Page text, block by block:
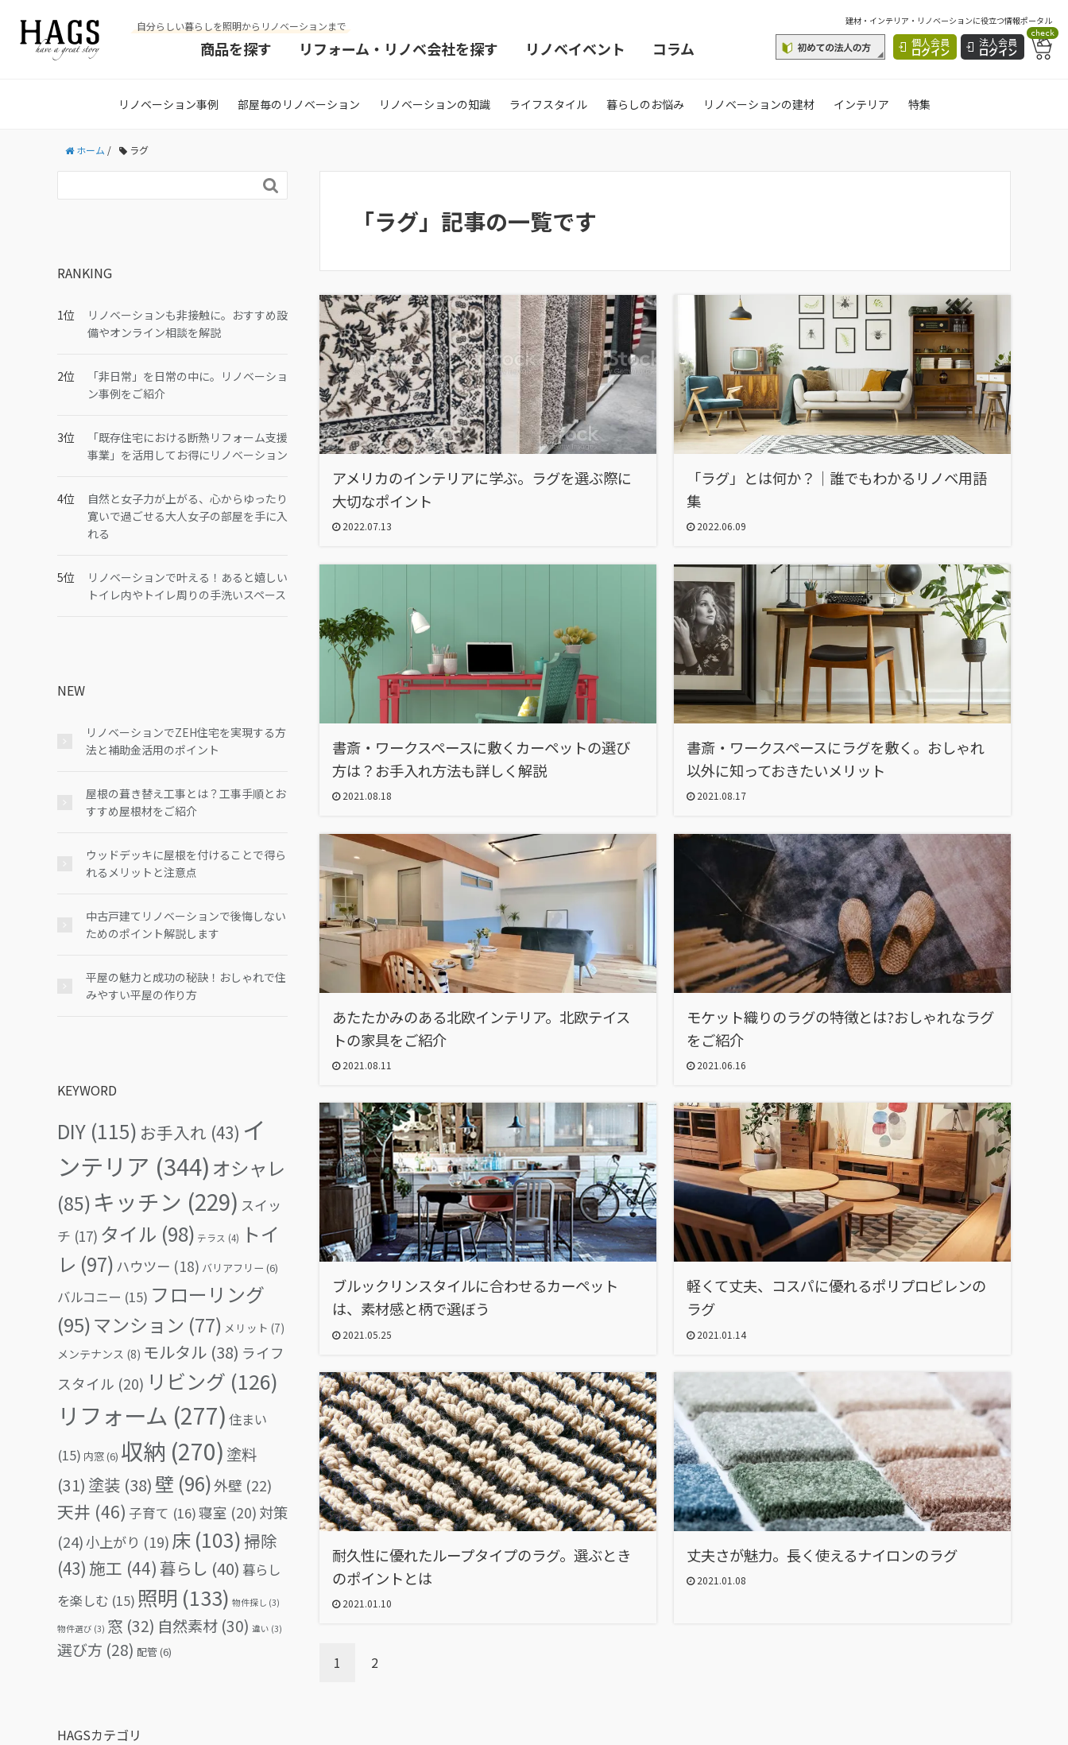
自分らしい暮らしを照明からリノベーションまで
商品を探す リフォーム・リノベ会社を探す リノベイベント コラム
建材・インテリア・リノベーションに役立つ情報ポータル
個人会員
ログイン
法人会員
ログイン
check
リノベーション事例 部屋毎のリノベーション リノベーションの知識 ライフスタイル 暮らしのお悩み リノベーションの建材 インテリア 特集
ホーム / ラグ
「ラグ」記事の一覧です
アメリカのインテリアに学ぶ。ラグを選ぶ際に
大切なポイント
2022.07.13
「ラグ」とは何か？｜誰でもわかるリノベ用語
集
2022.06.09
書斎・ワークスペースに敷くカーペットの選び
方は？お手入れ方法も詳しく解説
2021.08.18
書斎・ワークスペースにラグを敷く。おしゃれ
以外に知っておきたいメリット
2021.08.17
あたたかみのある北欧インテリア。北欧テイス
トの家具をご紹介
2021.08.11
モケット織りのラグの特徴とは?おしゃれなラグ
をご紹介
2021.06.16
ブルックリンスタイルに合わせるカーペット
は、素材感と柄で選ぼう
2021.05.25
軽くて丈夫、コスパに優れるポリプロピレンの
ラグ
2021.01.14
耐久性に優れたループタイプのラグ。選ぶとき
のポイントとは
2021.01.10
丈夫さが魅力。長く使えるナイロンのラグ
2021.01.08
1 2

RANKING
リノベーションも非接触に。おすすめ設
備やオンライン相談を解説
「非日常」を日常の中に。リノベーショ
ン事例をご紹介
「既存住宅における断熱リフォーム支援
事業」を活用してお得にリノベーション
自然と女子力が上がる、心からゆったり
寛いで過ごせる大人女子の部屋を手に入
れる
リノベーションで叶える！あると嬉しい
トイレ内やトイレ周りの手洗いスペース
NEW
リノベーションでZEH住宅を実現する方
法と補助金活用のポイント
屋根の葺き替え工事とは？工事手順とお
すすめ屋根材をご紹介
ウッドデッキに屋根を付けることで得ら
れるメリットと注意点
中古戸建てリノベーションで後悔しない
ためのポイント解説します
平屋の魅力と成功の秘訣！おしゃれで住
みやすい平屋の作り方
KEYWORD
DIY (115) お手入れ (43) イ
ンテリア (344) オシャレ
(85) キッチン (229) スイッ
チ (17) タイル (98) テラス (4)
トイ
レ (97) ハウツー (18) バリアフリー (6)
バルコニー (15) フローリング
(95)マンション (77) メリット (7)
メンテナンス (8) モルタル (38) ライフ
スタイル (20) リビング (126)
リフォーム (277) 住まい
(15) 内窓(6) 収納 (270) 塗料
(31) 塗装 (38) 壁 (96)外壁 (22)
天井 (46) 子育て (16)寝室 (20) 対策
(24)小上がり (19) 床 (103)掃除
(43) 施工 (44) 暮らし (40) 暮らし
を楽しむ (15) 照明 (133) 物件探し (3)
物件選び (3) 窓 (32) 自然素材 (30) 違い (3)
選び方 (28) 配管(6)
HAGSカテゴリ